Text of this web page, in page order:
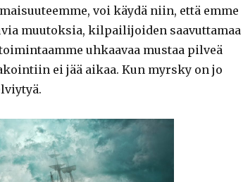
voi käydä niin, että emme
muutoksia, kilpailijoiden saavuttamaa
uhkaavaa mustaa pilveä
ei jää aikaa. Kun myrsky on jo